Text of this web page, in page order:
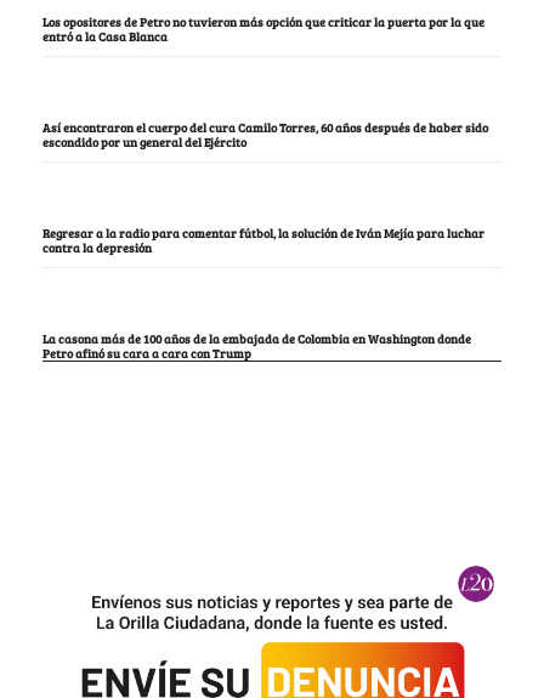
Los opositores de Petro no tuvieron más opción que criticar la puerta por la que
entró a la Casa Blanca
Así encontraron el cuerpo del cura Camilo Torres, 60 años después de haber sido
escondido por un general del Ejército
Regresar a la radio para comentar fútbol, la solución de Iván Mejía para luchar
contra la depresión
La casona más de 100 años de la embajada de Colombia en Washington donde
Petro afinó su cara a cara con Trump